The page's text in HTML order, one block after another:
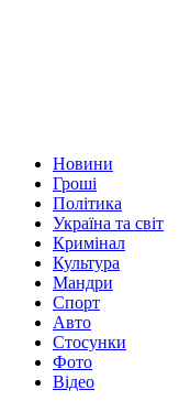
Новини
Гроші
Політика
Україна та світ
Кримінал
Культура
Мандри
Спорт
Авто
Стосунки
Фото
Відео